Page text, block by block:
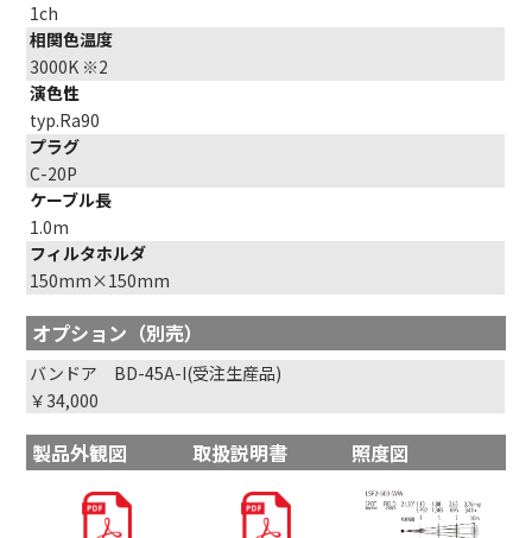
1ch
相関色温度
3000K ※2
演色性
typ.Ra90
プラグ
C-20P
ケーブル長
1.0m
フィルタホルダ
150mm×150mm
オプション（別売）
バンドア BD-45A-I(受注生産品)
￥34,000
製品外観図 取扱説明書 照度図